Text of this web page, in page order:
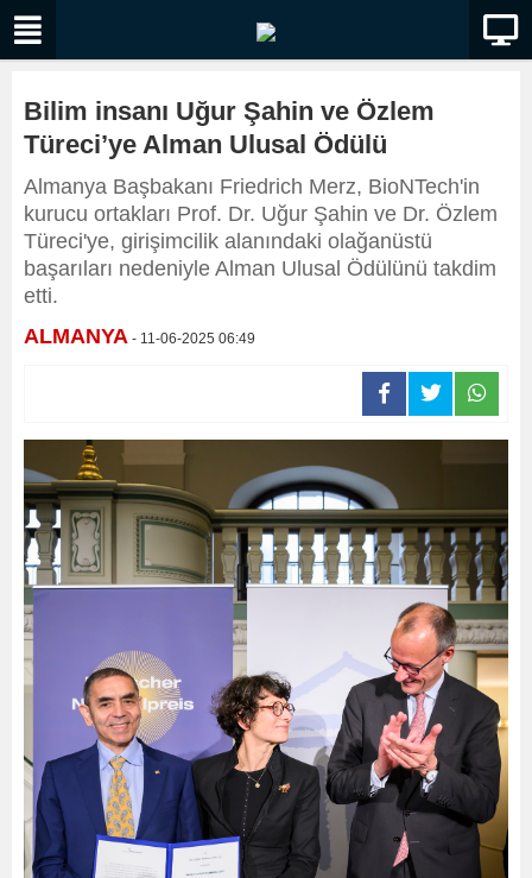
Bilim insanı Uğur Şahin ve Özlem
Türeci’ye Alman Ulusal Ödülü
Almanya Başbakanı Friedrich Merz, BioNTech'in
kurucu ortakları Prof. Dr. Uğur Şahin ve Dr. Özlem
Türeci'ye, girişimcilik alanındaki olağanüstü
başarıları nedeniyle Alman Ulusal Ödülünü takdim
etti.
ALMANYA - 11-06-2025 06:49